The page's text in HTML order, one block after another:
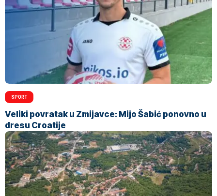
SPORT
Veliki povratak u Zmijavce: Mijo Šabić ponovno u
dresu Croatije